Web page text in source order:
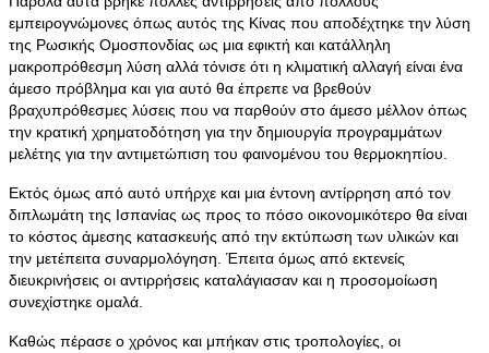
εμπειρογνώμονες όπως αυτός της Κίνας που αποδέχτηκε την λύση
της Ρωσικής Ομοσπονδίας ως μια εφικτή και κατάλληλη
μακροπρόθεσμη λύση αλλά τόνισε ότι η κλιματική αλλαγή είναι ένα
άμεσο πρόβλημα και για αυτό θα έπρεπε να βρεθούν
βραχυπρόθεσμες λύσεις που να παρθούν στο άμεσο μέλλον όπως
την κρατική χρηματοδότηση για την δημιουργία προγραμμάτων
μελέτης για την αντιμετώπιση του φαινομένου του θερμοκηπίου.
Εκτός όμως από αυτό υπήρχε και μια έντονη αντίρρηση από τον
διπλωμάτη της Ισπανίας ως προς το πόσο οικονομικότερο θα είναι
το κόστος άμεσης κατασκευής από την εκτύπωση των υλικών και
την μετέπειτα συναρμολόγηση. Έπειτα όμως από εκτενείς
διευκρινήσεις οι αντιρρήσεις καταλάγιασαν και η προσομοίωση
συνεχίστηκε ομαλά.
Καθώς πέρασε ο χρόνος και μπήκαν στις τροπολογίες, οι